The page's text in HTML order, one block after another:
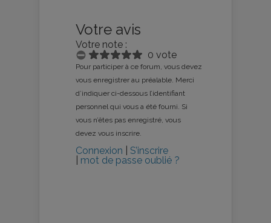
Votre avis
Votre note :
0 vote
Pour participer à ce forum, vous devez
vous enregistrer au préalable. Merci
d’indiquer ci-dessous l’identifiant
personnel qui vous a été fourni. Si
vous n’êtes pas enregistré, vous
devez vous inscrire.
Connexion
S’inscrire
mot de passe oublié ?